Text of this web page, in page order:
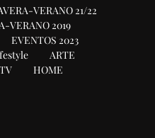
VERANO 21/22
VERANO 2019
EVENTOS 2023
ARTE
HOME